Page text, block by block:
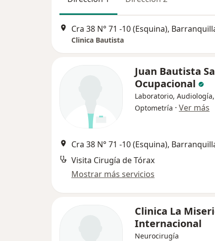
Cra 38 N° 71 -10 (Esquina),
Clinica Bautista
Juan Bautista
Ocupacional
Laboratorio, Audiología,
Optometría · Ver más
Cra 38 N° 71 -10 (Esquina),
Visita Cirugía de Tórax
Mostrar más servicios
Clinica La
Internacional
Neurocirugía